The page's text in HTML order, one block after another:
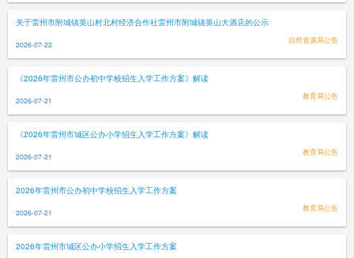
关于雷州市附城镇英山村北村经济合作社雷州市附城镇英山大酒店的公示
2026-07-22 自然资源局公告
《2026年雷州市公办初中学校招生入学工作方案》解读
2026-07-21 教育局公告
《2026年雷州市城区公办小学招生入学工作方案》解读
2026-07-21 教育局公告
2026年雷州市公办初中学校招生入学工作方案
2026-07-21 教育局公告
2026年雷州市城区公办小学招生入学工作方案